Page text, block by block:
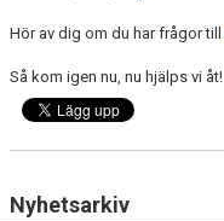
Hör av dig om du har frågor till
Så kom igen nu, nu hjälps vi åt!
Nyhetsarkiv